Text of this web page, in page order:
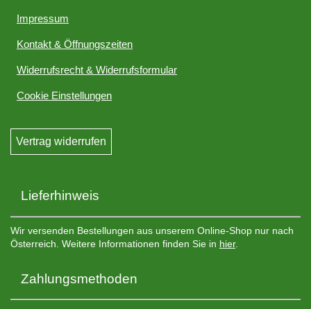
Impressum
Kontakt & Öffnungszeiten
Widerrufsrecht & Widerrufsformular
Cookie Einstellungen
Vertrag widerrufen
Lieferhinweis
Wir versenden Bestellungen aus unserem Online-Shop nur nach
Österreich. Weitere Informationen finden Sie in hier.
Zahlungsmethoden